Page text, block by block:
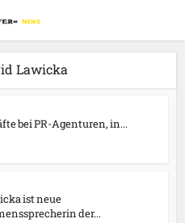
Lawicka
bei PR-Agenturen, in...
ist neue
der...